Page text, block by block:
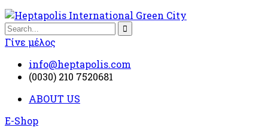
Γίνε μέλος
info@heptapolis.com
(0030) 210 7520681
ABOUT US
E-Shop